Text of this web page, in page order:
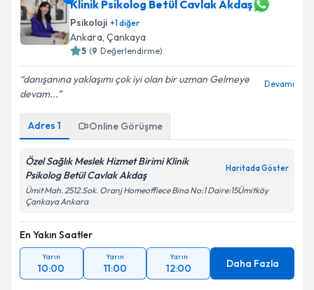
Klinik Psikolog Betül Cavlak Akdaş
Psikoloji +1diğer
Ankara, Çankaya
5 (9 Değerlendirme)
danışanına yaklaşımı çok iyi olan bir uzman Gelmeye
devam...
Devamı
Adres 1 Online Görüşme
Özel Sağlık Meslek Hizmet Birimi Klinik
Psikolog Betül Cavlak Akdaş
Haritada Göster
Ümit Mah. 2512.Sok. Oranj Homeoffiece Bina No:1 Daire:15Ümitköy
Çankaya Ankara
En Yakın Saatler
Yarın
10:00
Yarın
11:00
Yarın
12:00 Daha Fazla